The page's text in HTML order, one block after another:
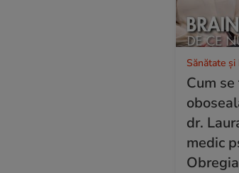
Sănătate și
Cum
dr.
medic